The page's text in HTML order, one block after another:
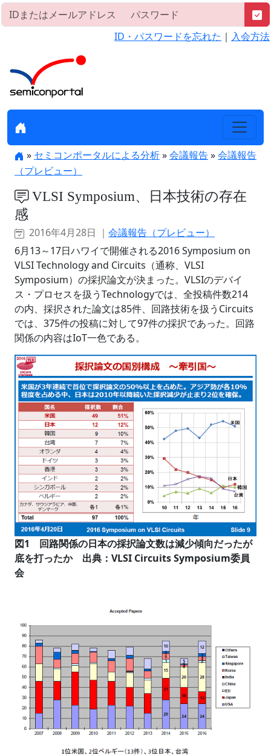
ID・パスワードを忘れた ｜ 入会方法
» セミコンポータルによる分析»会議報告»会議報告
（プレビュー）
VLSI Symposium、日本技術の存在
感
2016年4月28日 ｜ 会議報告（プレビュー）
6月13～17日ハワイで開催される2016 Symposium on
VLSI Technology and Circuits（通称、VLSI
Symposium）の採択論文が決まった。VLSIのデバイ
ス・プロセスを扱うTechnologyでは、全投稿件数214
の内、採択された論文は85件、回路技術を扱うCircuits
では、375件の投稿に対して97件の採択であった。回路
関係の内容はIoT一色である。
図1 回路関係の日本の採択論文数は減少傾向だったが
底を打ったか 出典：VLSI Circuits Symposium委員
会